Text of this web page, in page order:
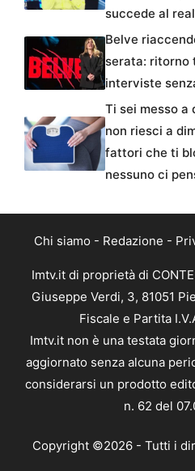
succede al
Belve
serata: ritorno
interviste
Ti sei messo a
non riesci a
fattori che ti
nessuno ci
Chi siamo - Redazione -
Imtv.it di proprietà di
Giuseppe Verdi, 3, 81051
Fiscale e Partita
Imtv.it non è una testata
aggiornato senza alcuna
considerarsi un prodotto
n. 62 del
Copyright ©2026 - Tutti i